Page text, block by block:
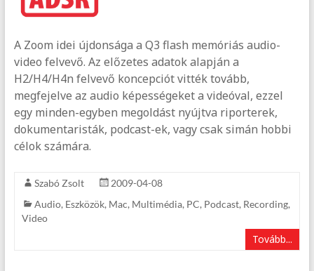
A Zoom idei újdonsága a Q3 flash memóriás audio-
video felvevő. Az előzetes adatok alapján a
H2/H4/H4n felvevő koncepciót vitték tovább,
megfejelve az audio képességeket a videóval, ezzel
egy minden-egyben megoldást nyújtva riporterek,
dokumentaristák, podcast-ek, vagy csak simán hobbi
célok számára.
Szabó Zsolt
2009-04-08
Audio, Eszközök, Mac, Multimédia, PC, Podcast, Recording,
Video
Tovább...